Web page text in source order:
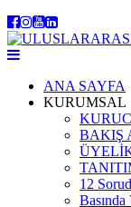
ANA SAYFA
KURUMSAL
BAKIŞ
12
Basında